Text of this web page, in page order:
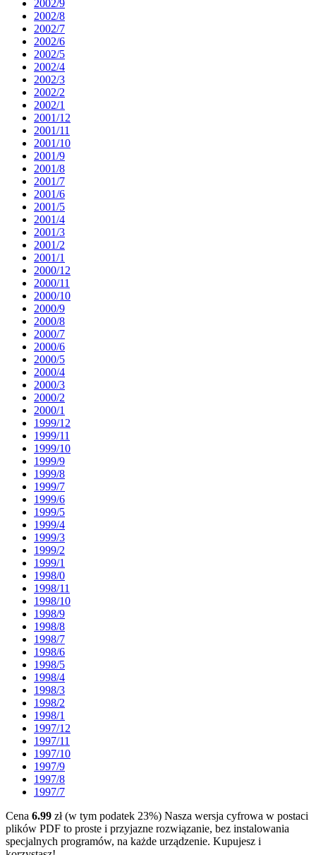
2002/9
2002/8
2002/7
2002/6
2002/5
2002/4
2002/3
2002/2
2002/1
2001/12
2001/11
2001/10
2001/9
2001/8
2001/7
2001/6
2001/5
2001/4
2001/3
2001/2
2001/1
2000/12
2000/11
2000/10
2000/9
2000/8
2000/7
2000/6
2000/5
2000/4
2000/3
2000/2
2000/1
1999/12
1999/11
1999/10
1999/9
1999/8
1999/7
1999/6
1999/5
1999/4
1999/3
1999/2
1999/1
1998/0
1998/11
1998/10
1998/9
1998/8
1998/7
1998/6
1998/5
1998/4
1998/3
1998/2
1998/1
1997/12
1997/11
1997/10
1997/9
1997/8
1997/7
Cena 6.99 zł (w tym podatek 23%) Nasza wersja cyfrowa w postaci
plików PDF to proste i przyjazne rozwiązanie, bez instalowania
specjalnych programów, na każde urządzenie. Kupujesz i